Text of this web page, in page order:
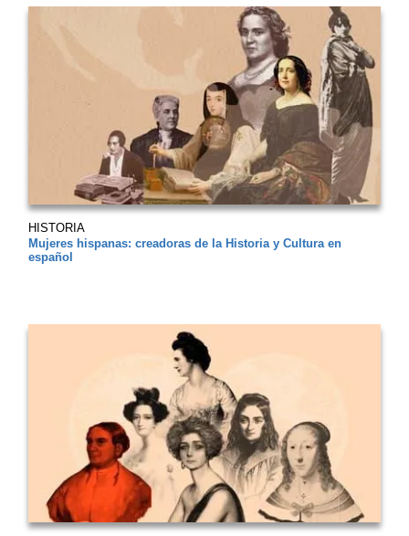
HISTORIA
Mujeres hispanas: creadoras de la Historia y Cultura en
español